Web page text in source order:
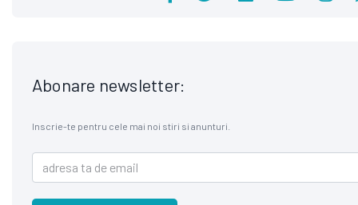
Abonare newsletter:
Inscrie-te pentru cele mai noi stiri si anunturi.